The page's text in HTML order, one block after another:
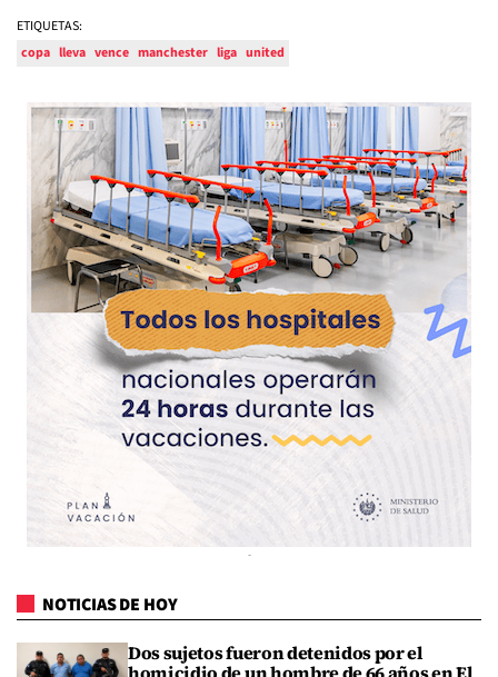
ETIQUETAS:
copa lleva vence manchester liga united
NOTICIAS DE HOY
Dos sujetos fueron detenidos por el